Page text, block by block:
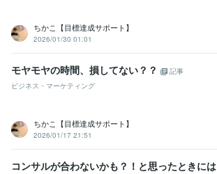
ちかこ【目標達成サポート】
2026/01/30 01:01
モヤモヤの時間、損してない？？
記事
ビジネス・マーケティング
ちかこ【目標達成サポート】
2026/01/17 21:51
コンサルが合わないかも？！と思ったときには